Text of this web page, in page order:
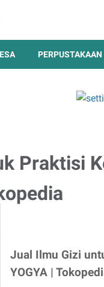
Praktisi
Jual Ilmu Gizi
YOGYA |